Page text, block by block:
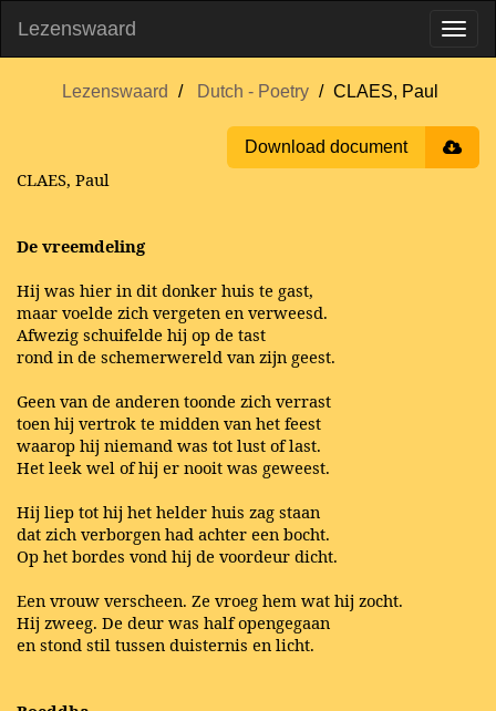
Lezenswaard
Lezenswaard Dutch - Poetry CLAES, Paul
Download document
CLAES, Paul
De vreemdeling
Hij was hier in dit donker huis te gast,
maar voelde zich vergeten en verweesd.
Afwezig schuifelde hij op de tast
rond in de schemerwereld van zijn geest.
Geen van de anderen toonde zich verrast
toen hij vertrok te midden van het feest
waarop hij niemand was tot lust of last.
Het leek wel of hij er nooit was geweest.
Hij liep tot hij het helder huis zag staan
dat zich verborgen had achter een bocht.
Op het bordes vond hij de voordeur dicht.
Een vrouw verscheen. Ze vroeg hem wat hij zocht.
Hij zweeg. De deur was half opengegaan
en stond stil tussen duisternis en licht.